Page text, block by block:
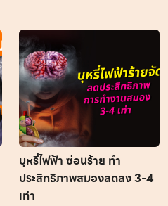
บุหรี่ไฟฟ้า ซ่อนร้าย ทำ
ประสิทธิภาพสมองลดลง 3-4
เท่า